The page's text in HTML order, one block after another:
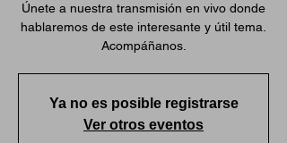
Únete a nuestra transmisión en vivo donde
hablaremos de este interesante y útil tema.
Acompáñanos.
Ya no es posible registrarse
Ver otros eventos